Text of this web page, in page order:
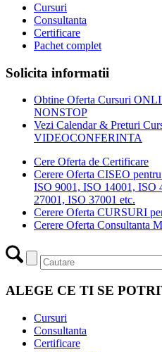
Cursuri
Consultanta
Certificare
Pachet complet
Solicita informatii
Obtine Oferta Cursuri
NONSTOP
Vezi Calendar & Preturi
VIDEOCONFERINTA
Cere Oferta de Certificare
Cerere Oferta CISEO
ISO 9001, ISO 14001, ISO
27001, ISO 37001 etc.
Cerere Oferta CURSURI
Cerere Oferta Consultanta
ALEGE CE TI SE
Cursuri
Consultanta
Certificare